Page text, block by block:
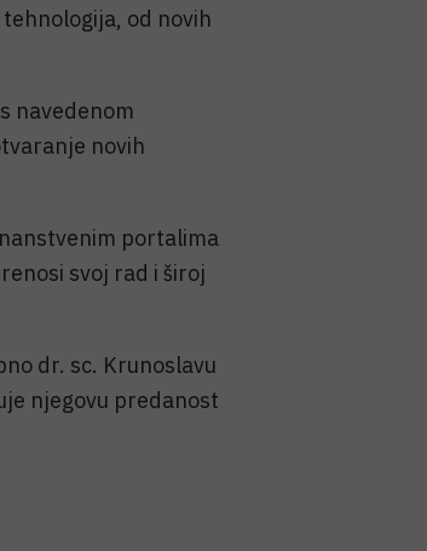
od novih
navedenom
novih
portalima
svoj rad i široj
dr. sc. Krunoslavu
njegovu predanost